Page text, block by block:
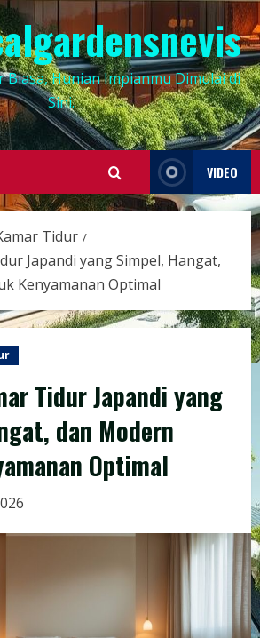
Biasa, Hunian Impianmu Dimulai di
Sini.
VIDEO
Tidur
Japandi yang Simpel, Hangat,
Kenyamanan Optimal
Tidur Japandi yang
dan Modern
Optimal